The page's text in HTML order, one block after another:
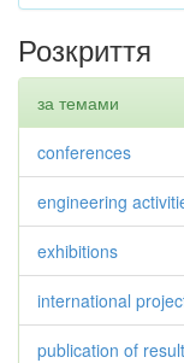
Розкриття
за темами
conferences
engineering
exhibitions
international
publication of